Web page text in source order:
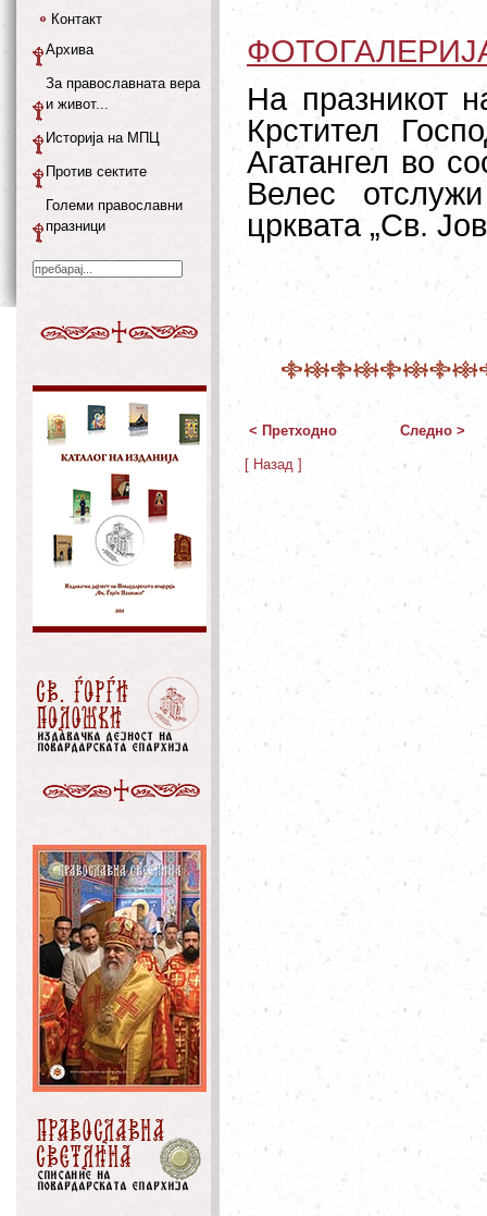
На празникот
Крстител
Агатангел во
Велес
црквата „Св.
< Претходно Следно >
[ Назад ]
Контакт
Архива
За православната вера
и живот...
Историја на МПЦ
Против сектите
Големи православни
празници